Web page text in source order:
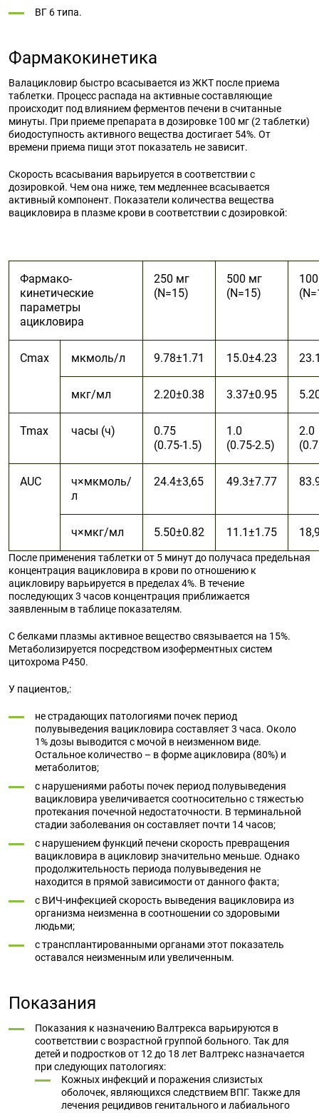
ВГ 6 типа.
Фармакокинетика
Валацикловир быстро всасывается из ЖКТ после приема
таблетки. Процесс распада на активные составляющие
происходит под влиянием ферментов печени в считанные
минуты. При приеме препарата в дозировке 100 мг (2 таблетки)
биодоступность активного вещества достигает 54%. От
времени приема пищи этот показатель не зависит.
Скорость всасывания варьируется в соответствии с
дозировкой. Чем она ниже, тем медленнее всасывается
активный компонент. Показатели количества вещества
вацикловира в плазме крови в соответствии с дозировкой:
Фармако-
кинетические
параметры
ацикловира
250 мг
(N=15)
500 мг
(N=15)
Cmax мкмоль/л 9.78±1.71 15.0±4.23
мкг/мл 2.20±0.38 3.37±0.95
Tmax часы (ч)
0.75
(0.75-1.5)
1.0
(0.75-2.5)
2.0
AUC
ч×мкмоль/
л
24.4±3,65 49.3±7.77
ч×мкг/мл 5.50±0.82 11.1±1.75
После применения таблетки от 5 минут до получаса предельная
концентрация вацикловира в крови по отношению к
ацикловиру варьируется в пределах 4%. В течение
последующих 3 часов концентрация приближается
заявленным в таблице показателям.
С белками плазмы активное вещество связывается на 15%.
Метаболизируется посредством изоферментных систем
цитохрома Р450.
У пациентов,:
не страдающих патологиями почек период
полувыведения вацикловира составляет 3 часа. Около
1% дозы выводится с мочой в неизменном виде.
Остальное количество – в форме ацикловира (80%) и
метаболитов;
с нарушениями работы почек период полувыведения
вацикловира увеличивается соотносительно с тяжестью
протекания почечной недостаточности. В терминальной
стадии заболевания он составляет почти 14 часов;
с нарушением функций печени скорость превращения
вацикловира в ацикловир значительно меньше. Однако
продолжительность периода полувыведения не
находится в прямой зависимости от данного факта;
с ВИЧ-инфекцией скорость выведения вацикловира из
организма неизменна в соотношении со здоровыми
людьми;
с трансплантированными органами этот показатель
оставался неизменным или увеличенным.
Показания
Показания к назначению Валтрекса варьируются в
соответствии с возрастной группой больного. Так для
детей и подростков от 12 до 18 лет Валтрекс назначается
при следующих патологиях:
Кожных инфекций и поражения слизистых
оболочек, являющихся следствием ВПГ. Также для
лечения рецидивов генитального и лабиального